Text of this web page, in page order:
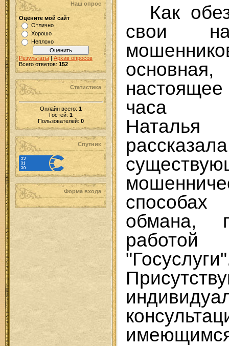
Наш опрос
Оцените мой сайт
Отлично
Хорошо
Неплохо
Результаты | Архив опросов
Всего ответов: 152
Статистика
Онлайн всего: 1
Гостей: 1
Пользователей: 0
Спутник
Форма входа
Как
свои
часа
обмана,